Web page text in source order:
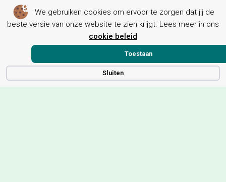
We gebruiken cookies om ervoor te zorgen dat jij de
beste versie van onze website te zien krijgt. Lees meer in ons
cookie beleid
Toestaan
Sluiten
Geen medewerkers gevonden.